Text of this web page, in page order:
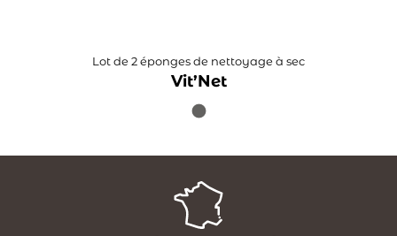
Lot de 2 éponges de nettoyage à sec
Vit’Net